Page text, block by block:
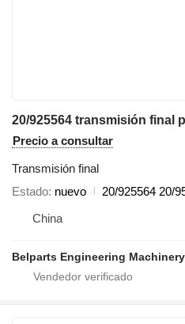
Precio a consultar
Transmisión final
Estado nuevo
20/925564 20/
China
Belparts Engineering